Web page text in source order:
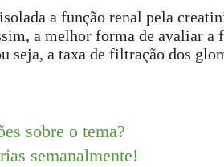
a função renal pela
a melhor forma de avaliar a
seja, a taxa de filtração dos
sobre o tema?
semanalmente!